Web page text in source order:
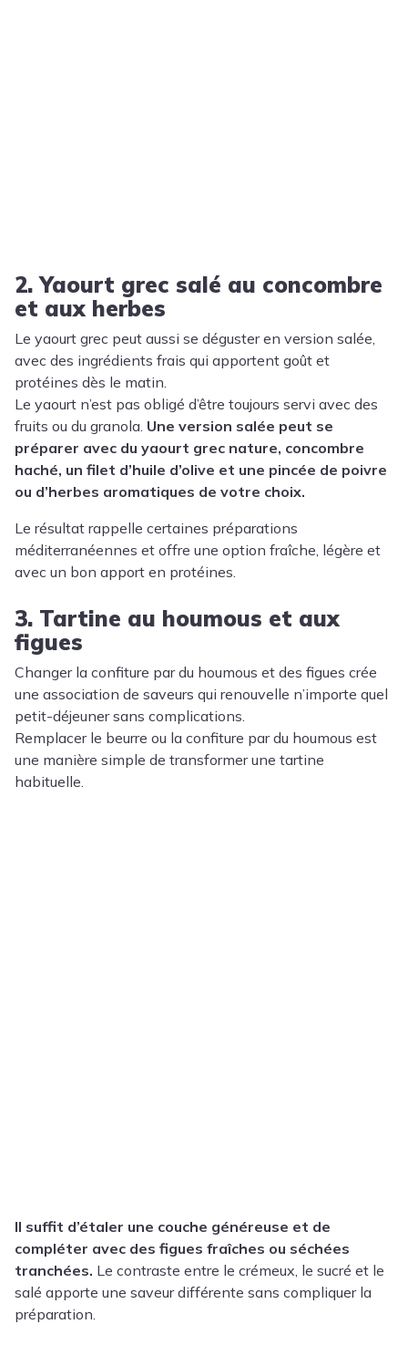
2. Yaourt grec salé au concombre
et aux herbes
Le yaourt grec peut aussi se déguster en version salée,
avec des ingrédients frais qui apportent goût et
protéines dès le matin.
Le yaourt n’est pas obligé d’être toujours servi avec des
fruits ou du granola. Une version salée peut se
préparer avec du yaourt grec nature, concombre
haché, un filet d’huile d’olive et une pincée de poivre
ou d’herbes aromatiques de votre choix.
Le résultat rappelle certaines préparations
méditerranéennes et offre une option fraîche, légère et
avec un bon apport en protéines.
3. Tartine au houmous et aux
figues
Changer la confiture par du houmous et des figues crée
une association de saveurs qui renouvelle n’importe quel
petit-déjeuner sans complications.
Remplacer le beurre ou la confiture par du houmous est
une manière simple de transformer une tartine
habituelle.
Il suffit d’étaler une couche généreuse et de
compléter avec des figues fraîches ou séchées
tranchées. Le contraste entre le crémeux, le sucré et le
salé apporte une saveur différente sans compliquer la
préparation.